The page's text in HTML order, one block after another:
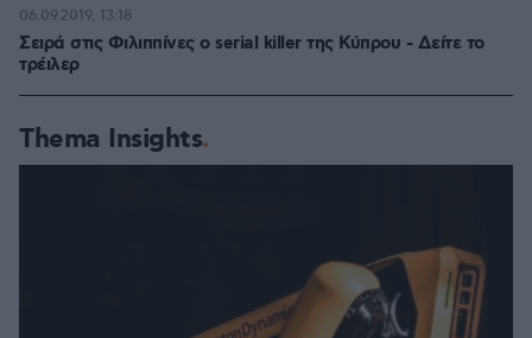
Σειρά στις Φιλιππίνες ο serial killer της Κύπρου - Δείτε το
τρέιλερ
06.09.2019, 13:18
Thema Insights